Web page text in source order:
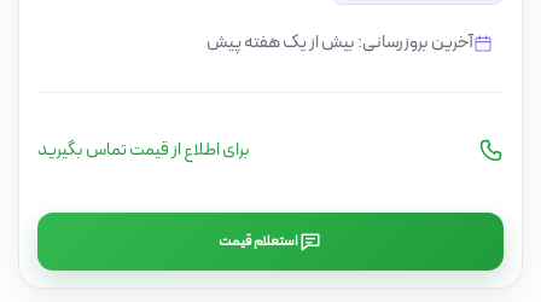
آخرین بروزرسانی: بیش از یک هفته پیش
برای اطلاع از قیمت تماس بگیرید
استعلام قیمت